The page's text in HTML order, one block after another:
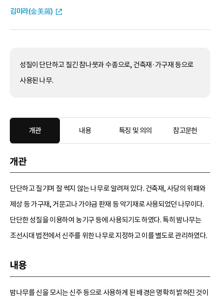
김미라(金美羅)
성질이 단단하고 질긴 참나뭇과 수종으로, 건축재·가구재 등으로
사용된 나무.
개관 내용 특징 및 의의 참고문헌
개관
단단하고 질기며 잘 썩지 않는 나무로 알려져 있다. 건축재, 사당의 위패와
제상 등 가구재, 거문고나 가야금 판재 등 악기재로 사용되었던 나무이다.
단단한 성질을 이용하여 농기구 등에 사용되기도 하였다. 특히 밤나무는
조선시대 법전에서 신주를 위한 나무로 지정하고 이를 별도로 관리하였다.
내용
밤나무를 신을 모시는 신주 등으로 사용하게 된 배경은 명확히 밝혀진 것이